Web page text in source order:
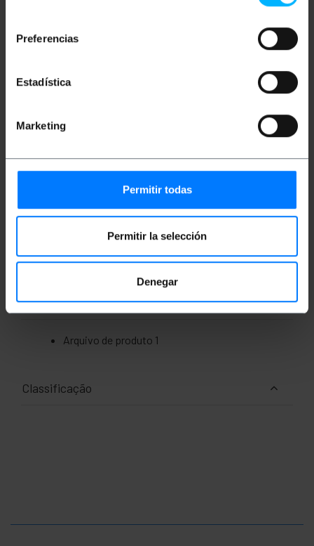
Preferencias
Estadística
Marketing
Permitir todas
Permitir la selección
Denegar
Plugue preparado para ser embutido. Possui 4
furos para fixação por parafusos (não
umidade e água. Inclui tampa protetora.
Medidas e Pesos
Peso bruto: 144 g
Tamanhos do produto (largura x profundidade
x altura): 7.0 x 8.0 x 7.5 cm
Número de pacotes: 1
Tamanhos de pacotes: 8.0 x 7.5 x 7.0 cm
Documentação
Arquivo de produto 1
Classificação